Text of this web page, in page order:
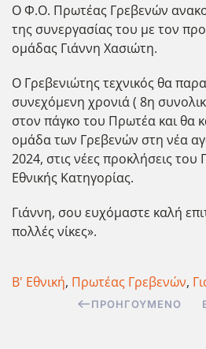
Ο Φ.Ο. Πρωτέας Γρεβενών
της συνεργασίας του με τον
ομάδας Γιάννη Χασιώτη.
Ο Γρεβενιώτης τεχνικός θα
συνεχόμενη χρονιά ( 8η
στον πάγκο του Πρωτέα και θα
ομάδα των Γρεβενών στη νέα
2024, στις νέες προκλήσεις
Εθνικής Κατηγορίας.
Γιάννη, σου ευχόμαστε καλή
πολλές νίκες».
Β' Εθνική, Πρωτέας Γρεβενών,
ΠΡΟΗΓΟΎΜΕΝΟ